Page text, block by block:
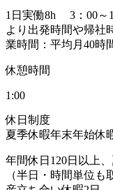
1日実働8h 3：00
より出発時間や帰社
業時間：平均月40時
休憩時間
1:00
休日制度
夏季休暇年末年始休
年間休日120日以上
（半日・時間単位